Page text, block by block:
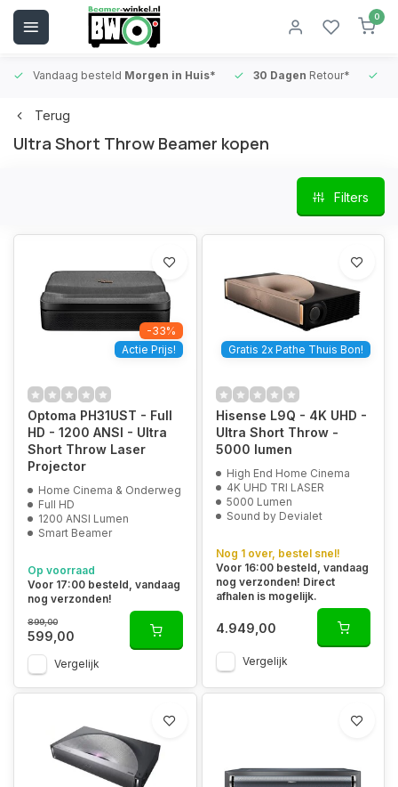
0
Vandaag besteld Morgen in Huis* 30 Dagen Retour*
Terug
Ultra Short Throw Beamer kopen
Filters
-33%
Actie Prijs!
Optoma PH31UST - Full
HD - 1200 ANSI - Ultra
Short Throw Laser
Projector
Home Cinema & Onderweg
Full HD
1200 ANSI Lumen
Smart Beamer
Op voorraad
Voor 17:00 besteld, vandaag
nog verzonden!
899,00
599,00
Vergelijk
Gratis 2x Pathe Thuis Bon!
Hisense L9Q - 4K UHD -
Ultra Short Throw -
5000 lumen
High End Home Cinema
4K UHD TRI LASER
5000 Lumen
Sound by Devialet
Nog 1 over, bestel snel!
Voor 16:00 besteld, vandaag
nog verzonden! Direct
afhalen is mogelijk.
4.949,00
Vergelijk